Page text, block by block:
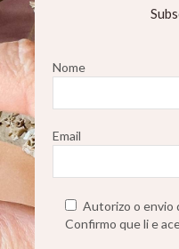
Nome
Email
Autorizo o envio
Confirmo que li e